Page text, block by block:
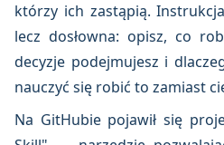
którzy ich zastąpią.
lecz dosłowna: opisz, co
decyzje podejmujesz i
nauczyć się robić to zamiast
Na GitHubie pojawił się